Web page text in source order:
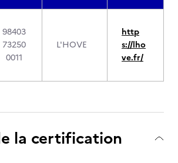
98403
73250
0011
L'HOVE
http
s://lho
ve.fr/
la certification